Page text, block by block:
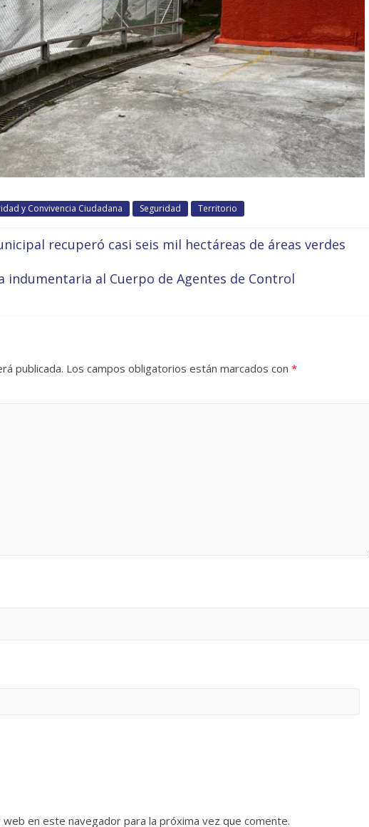
y Convivencia Ciudadana Seguridad Territorio
recuperó casi seis mil hectáreas de áreas verdes
indumentaria al Cuerpo de Agentes de Control
publicada. Los campos obligatorios están marcados con *
en este navegador para la próxima vez que comente.